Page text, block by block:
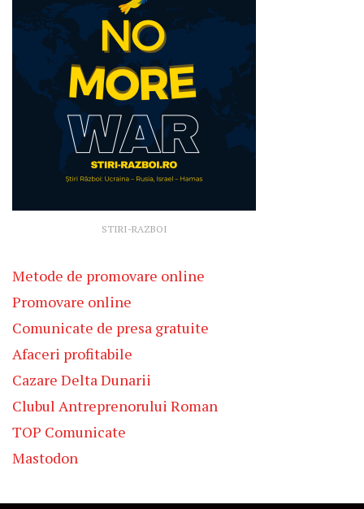
STIRI-RAZBOI
Metode de promovare online
Promovare online
Comunicate de presa gratuite
Afaceri profitabile
Cazare Delta Dunarii
Clubul Antreprenorului Roman
TOP Comunicate
Mastodon